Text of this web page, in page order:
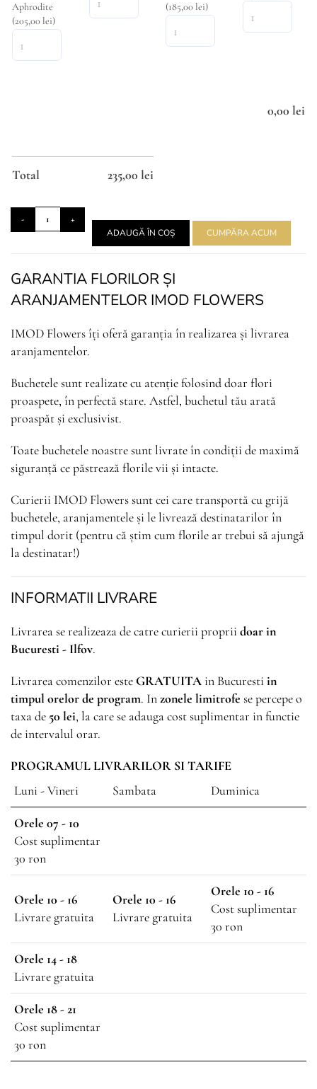
Aphrodite
(205,00 lei)
(185,00 lei)
0,00 lei
Total 235,00 lei
ADAUGĂ ÎN COȘ CUMPĂRA ACUM
GARANTIA FLORILOR ȘI
ARANJAMENTELOR IMOD FLOWERS
IMOD Flowers îți oferă garanția în realizarea și livrarea
aranjamentelor.
Buchetele sunt realizate cu atenție folosind doar flori
proaspete, în perfectă stare. Astfel, buchetul tău arată
proaspăt și exclusivist.
Toate buchetele noastre sunt livrate în condiții de maximă
siguranță ce păstrează florile vii și intacte.
Curierii IMOD Flowers sunt cei care transportă cu grijă
buchetele, aranjamentele și le livrează destinatarilor în
timpul dorit (pentru că știm cum florile ar trebui să ajungă
la destinatar!)
INFORMATII LIVRARE
Livrarea se realizeaza de catre curierii proprii doar in
Bucuresti - Ilfov.
Livrarea comenzilor esteGRATUITA in Bucuresti in
timpul orelor de program. Inzonele limitrofe se percepe o
taxa de 50 lei, la care se adauga cost suplimentar in functie
de intervalul orar.
PROGRAMUL LIVRARILOR SI TARIFE
Luni - Vineri
Sambata Duminica
Orele 07 - 10
Cost suplimentar
30 ron
Orele 10 - 16
Livrare gratuita
Orele 10 - 16
Livrare gratuita
Orele 10 - 16
Cost suplimentar
30 ron
Orele 14 - 18
Livrare gratuita
Orele 18 - 21
Cost suplimentar
30 ron